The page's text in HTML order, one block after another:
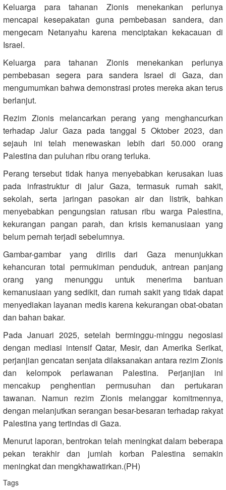
Keluarga para tahanan Zionis menekankan perlunya
mencapai kesepakatan guna pembebasan sandera, dan
mengecam Netanyahu karena menciptakan kekacauan di
Israel.
Keluarga para tahanan Zionis menekankan perlunya
pembebasan segera para sandera Israel di Gaza, dan
mengumumkan bahwa demonstrasi protes mereka akan terus
berlanjut.
Rezim Zionis melancarkan perang yang menghancurkan
terhadap Jalur Gaza pada tanggal 5 Oktober 2023, dan
sejauh ini telah menewaskan lebih dari 50.000 orang
Palestina dan puluhan ribu orang terluka.
Perang tersebut tidak hanya menyebabkan kerusakan luas
pada infrastruktur di jalur Gaza, termasuk rumah sakit,
sekolah, serta jaringan pasokan air dan listrik, bahkan
menyebabkan pengungsian ratusan ribu warga Palestina,
kekurangan pangan parah, dan krisis kemanusiaan yang
belum pernah terjadi sebelumnya.
Gambar-gambar yang dirilis dari Gaza menunjukkan
kehancuran total permukiman penduduk, antrean panjang
orang yang menunggu untuk menerima bantuan
kemanusiaan yang sedikit, dan rumah sakit yang tidak dapat
menyediakan layanan medis karena kekurangan obat-obatan
dan bahan bakar.
Pada Januari 2025, setelah berminggu-minggu negosiasi
dengan mediasi intensif Qatar, Mesir, dan Amerika Serikat,
perjanjian gencatan senjata dilaksanakan antara rezim Zionis
dan kelompok perlawanan Palestina. Perjanjian ini
mencakup penghentian permusuhan dan pertukaran
tawanan. Namun rezim Zionis melanggar komitmennya,
dengan melanjutkan serangan besar-besaran terhadap rakyat
Palestina yang tertindas di Gaza.
Menurut laporan, bentrokan telah meningkat dalam beberapa
pekan terakhir dan jumlah korban Palestina semakin
meningkat dan mengkhawatirkan.(PH)
Tags